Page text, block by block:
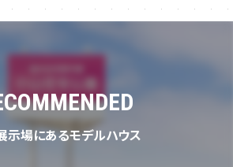
示場にあるモデルハウス